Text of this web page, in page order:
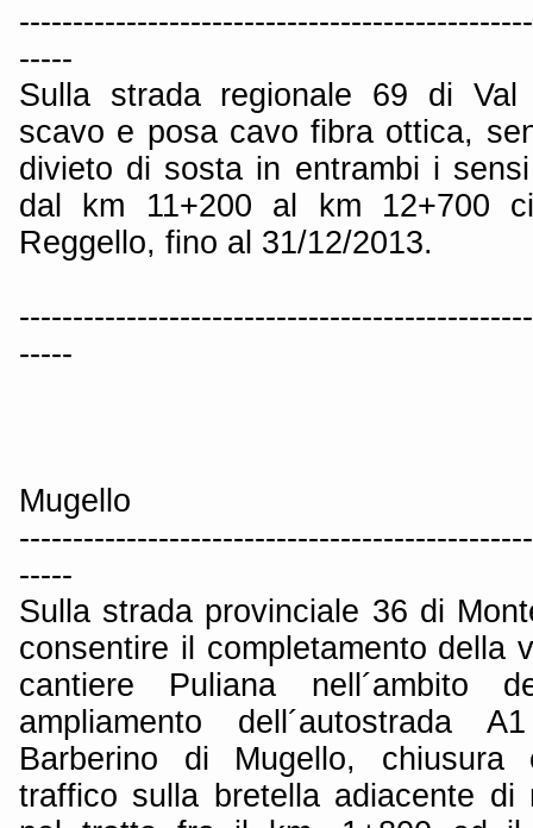
-----
Sulla strada regionale 69 di
scavo e posa cavo fibra ottica,
divieto di sosta in entrambi i
dal km 11+200 al km 12+700
Reggello, fino al 31/12/2013.
-----
Mugello
-----
Sulla strada provinciale 36 di
consentire il completamento della
cantiere Puliana nell´ambito
ampliamento dell´autostrada
Barberino di Mugello, chiusura
traffico sulla bretella adiacente di